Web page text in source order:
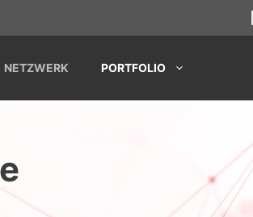
NETZWERK PORTFOLIO